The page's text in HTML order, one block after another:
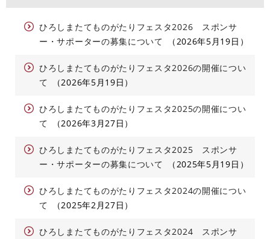
ひろしまたてものがたりフェスタ2026 スポンサ
ー・サポーターの募集について
2026年5月19日
ひろしまたてものがたりフェスタ2026の開催につい
て
2026年5月19日
ひろしまたてものがたりフェスタ2025の開催につい
て
2026年3月27日
ひろしまたてものがたりフェスタ2025 スポンサ
ー・サポーターの募集について
2025年5月19日
ひろしまたてものがたりフェスタ2024の開催につい
て
2025年2月27日
ひろしまたてものがたりフェスタ2024 スポンサ